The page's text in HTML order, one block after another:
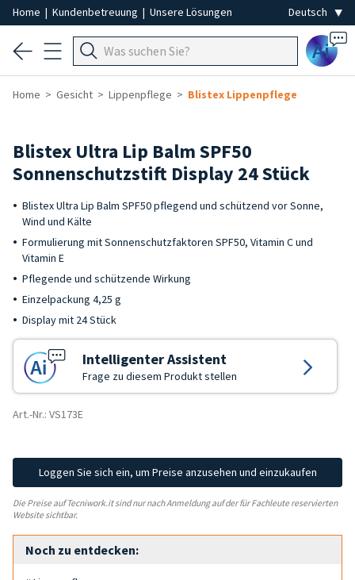
Home | Kundenbetreuung | Unsere Lösungen
Ai
Home Gesicht Lippenpflege Blistex Lippenpflege
Blistex Ultra Lip Balm SPF50
Sonnenschutzstift Display 24 Stück
Blistex Ultra Lip Balm SPF50 pflegend und schützend vor Sonne,
Wind und Kälte
Formulierung mit Sonnenschutzfaktoren SPF50, Vitamin C und
Vitamin E
Pflegende und schützende Wirkung
Einzelpackung 4,25 g
Display mit 24 Stück
Intelligenter Assistent
Frage zu diesem Produkt stellen
Art.-Nr.: VS173E
Loggen Sie sich ein, um Preise anzusehen und einzukaufen
Die Preise auf Tecniwork.it sind nur nach Anmeldung auf der für Fachleute reservierten
Website sichtbar.
Noch zu entdecken: